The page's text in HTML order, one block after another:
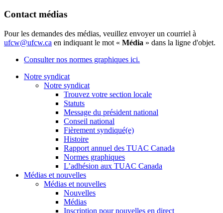
Contact médias
Pour les demandes des médias, veuillez envoyer un courriel à
ufcw@ufcw.ca en indiquant le mot « Média » dans la ligne d'objet.
Consulter nos normes graphiques ici.
Notre syndicat
Notre syndicat
Trouvez votre section locale
Statuts
Message du président national
Conseil national
Fièrement syndiqué(e)
Histoire
Rapport annuel des TUAC Canada
Normes graphiques
L’adhésion aux TUAC Canada
Médias et nouvelles
Médias et nouvelles
Nouvelles
Médias
Inscription pour nouvelles en direct